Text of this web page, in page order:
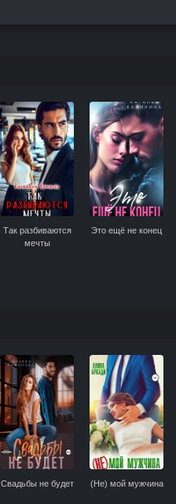
Так разбиваются
мечты
Это ещё не конец
Свадьбы не будет (Не) мой мужчина